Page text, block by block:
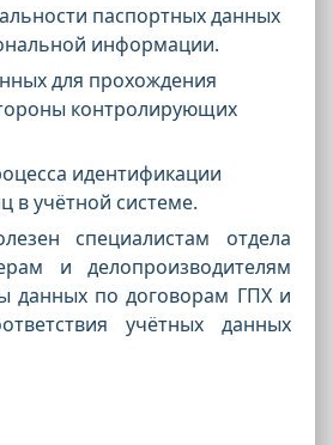
паспортных данных
информации.
для прохождения
контролирующих
идентификации
в учётной системе.
специалистам отдела
и делопроизводителям
данных по договорам ГПХ и
учётных данных